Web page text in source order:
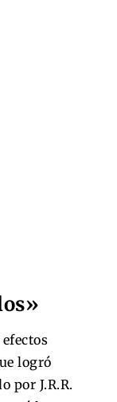
logró
por J.R.R.